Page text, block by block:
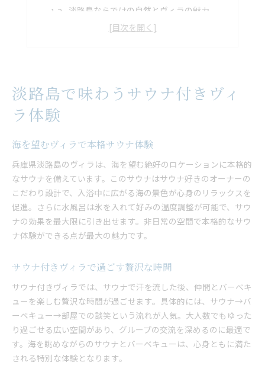
淡路島ならではの自然とヴィラの魅力
貸別荘スタイルで快適サウナを満喫
広々ヴィラで大人数でも安心の滞在
快適な貸別荘で淡路島を満喫しよう
仲間と楽しむヴィラならではの体験
大人数向けヴィラ選びのコツと注意点
プライベートサウナが叶える贅沢な休日
ヴィラのプライベートサウナで癒しの時間
本格サウナで心も体もリフレッシュ
淡路島の自然と一体感を味わうサウナ体験
贅沢な休日はヴィラのサウナで決まり
海を眺めて楽しむサウナとバーベキュー
海景色と共にヴィラでバーベキュー
サウナで汗を流してバーベキュー満喫
淡路島ヴィラで味わう海とサウナの癒し
淡路島で味わうサウナ付きヴィ
ラ体験
海を望むヴィラで本格サウナ体験
兵庫県淡路島のヴィラは、海を望む絶好のロケーションに本格的
なサウナを備えています。このサウナはサウナ好きのオーナーの
こだわり設計で、入浴中に広がる海の景色が心身のリラックスを
促進。さらに水風呂は氷を入れて好みの温度調整が可能で、サウ
ナの効果を最大限に引き出せます。非日常の空間で本格的なサウ
ナ体験ができる点が最大の魅力です。
サウナ付きヴィラで過ごす贅沢な時間
サウナ付きヴィラでは、サウナで汗を流した後、仲間とバーベキ
ューを楽しむ贅沢な時間が過ごせます。具体的には、サウナ→バ
ーベキュー→部屋での談笑という流れが人気。大人数でもゆった
り過ごせる広い空間があり、グループの交流を深めるのに最適で
す。海を眺めながらのサウナとバーベキューは、心身ともに満た
される特別な体験となります。